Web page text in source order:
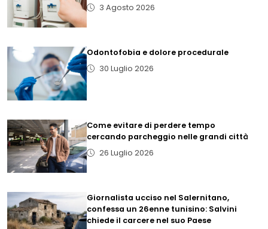
3 Agosto 2026
Odontofobia e dolore procedurale
30 Luglio 2026
Come evitare di perdere tempo
cercando parcheggio nelle grandi città
26 Luglio 2026
Giornalista ucciso nel Salernitano,
confessa un 26enne tunisino: Salvini
chiede il carcere nel suo Paese